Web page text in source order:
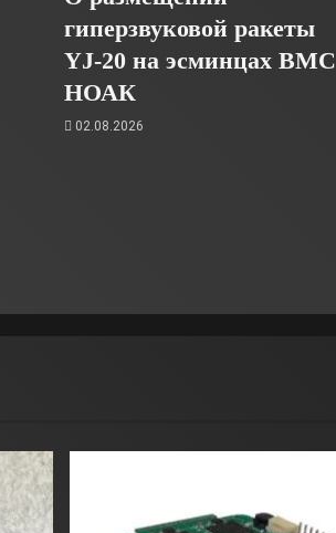
гиперзвуковой ракеты
YJ-20 на эсминцах ВМС
НОАК
02.08.2026